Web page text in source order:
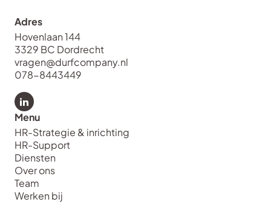
Adres
Hovenlaan 144
3329 BC Dordrecht
vragen@durfcompany.nl
078-8443449
Bekijk LinkedIn van Durf Company
Menu
HR-Strategie & inrichting
HR-Support
Diensten
Over ons
Team
Werken bij